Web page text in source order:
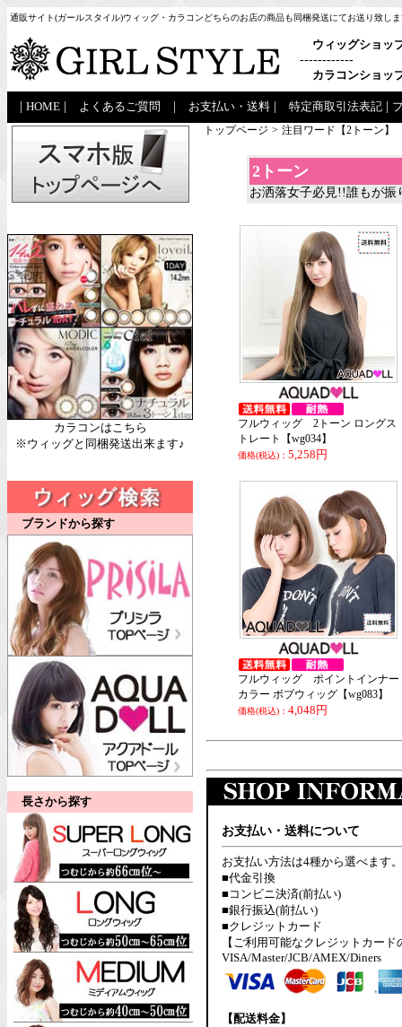
通販サイト(ガールスタイル)ウィッグ・カラコンどちらのお店の商品も同梱発送にてお送り致し
ウィッグショッ
------------
カラコンショッ
HOME よくあるご質問 お支払い・送料 特定商取引法表記
カラコンはこちら
※ウィッグと同梱発送出来ます♪
ブランドから探す
長さから探す
トップページ > 注目ワード【2トーン】
2トーン
お洒落女子必見!!誰もが振
フルウィッグ 2トーン ロングス
トレート【wg034】
価格(税込)： 5,258円
フルウィッグ ポイントインナー
カラー ボブウィッグ【wg083】
価格(税込)： 4,048円
お支払い・送料について
お支払い方法は4種から選べます。
■代金引換
■コンビニ決済(前払い)
■銀行振込(前払い)
■クレジットカード
【ご利用可能なクレジットカード
VISA/Master/JCB/AMEX/Diners
【配送料金】